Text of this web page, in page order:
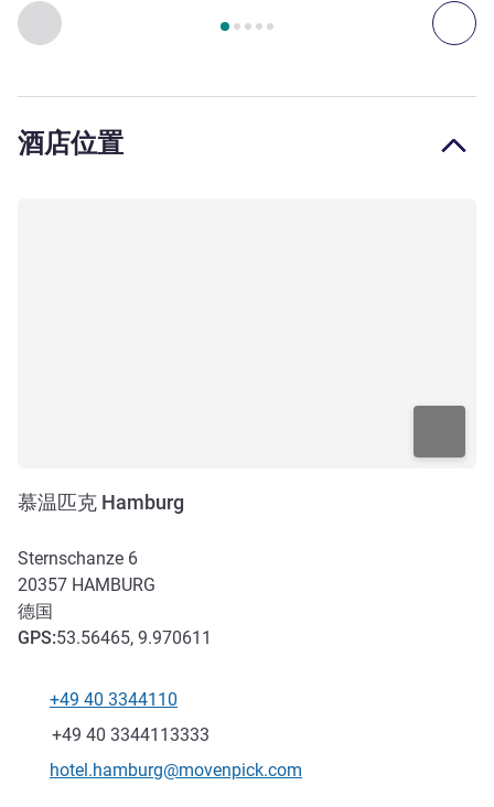
上一个 - 客房 下
第 页，共 , 客房 1 : 经典房（特大床） , 客房 2 : 经典房
酒店位置
慕温匹克 Hamburg
Sternschanze 6
20357 HAMBURG
德国
GPS:53.56465, 9.970611
电话
+49 40 3344110
传真
+49 40 3344113333
联系电子邮件
hotel.hamburg@movenpick.com